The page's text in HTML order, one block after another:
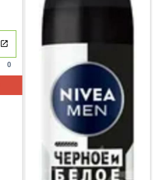
0